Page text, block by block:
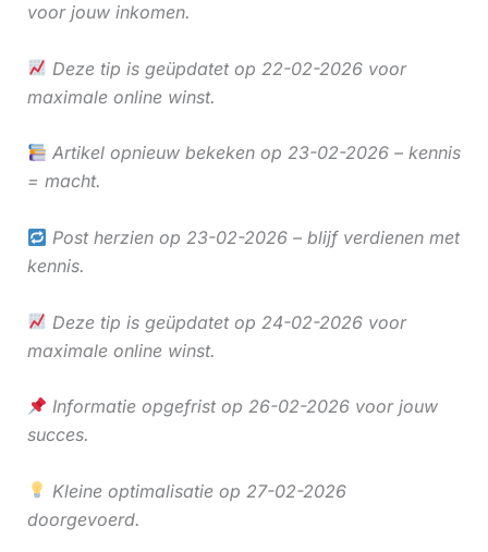
voor jouw inkomen.
Deze tip is geüpdatet op 22-02-2026 voor
maximale online winst.
Artikel opnieuw bekeken op 23-02-2026 – kennis
= macht.
Post herzien op 23-02-2026 – blijf verdienen met
kennis.
Deze tip is geüpdatet op 24-02-2026 voor
maximale online winst.
Informatie opgefrist op 26-02-2026 voor jouw
succes.
Kleine optimalisatie op 27-02-2026
doorgevoerd.